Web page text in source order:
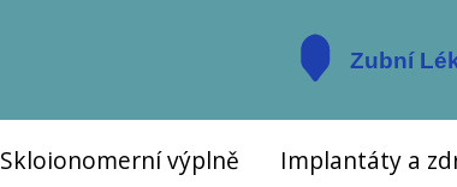
Skloionomerní výplně Implantáty a